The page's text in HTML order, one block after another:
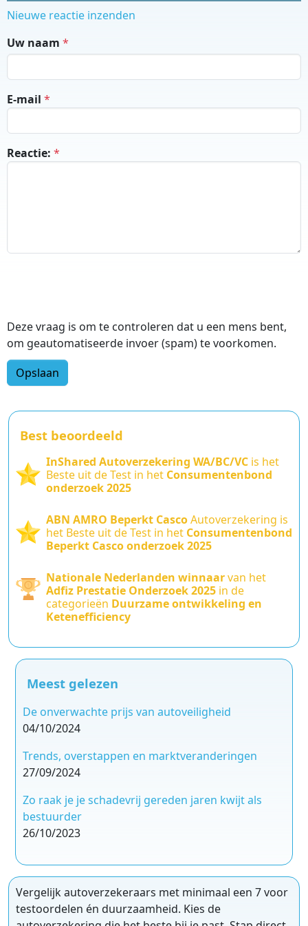
Nieuwe reactie inzenden
Uw naam
E-mail
Reactie:
Deze vraag is om te controleren dat u een mens bent,
om geautomatiseerde invoer (spam) te voorkomen.
Best beoordeeld
InShared Autoverzekering WA/BC/VC is het
Beste uit de Test in het Consumentenbond
onderzoek 2025
ABN AMRO Beperkt CascoAutoverzekering is
het Beste uit de Test in het Consumentenbond
Beperkt Casco onderzoek 2025
Nationale Nederlanden winnaarvan het
Adfiz Prestatie Onderzoek 2025 in de
categorieën Duurzame ontwikkeling en
Ketenefficiency
Meest gelezen
De onverwachte prijs van autoveiligheid
04/10/2024
Trends, overstappen en marktveranderingen
27/09/2024
Zo raak je je schadevrij gereden jaren kwijt als
bestuurder
26/10/2023
Vergelijk autoverzekeraars met minimaal een 7 voor
testoordelen én duurzaamheid. Kies de